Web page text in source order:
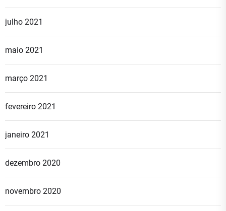
julho 2021
maio 2021
março 2021
fevereiro 2021
janeiro 2021
dezembro 2020
novembro 2020